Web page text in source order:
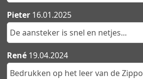
Pieter 16.01.2025
De aansteker is snel en netjes...
René 19.04.2024
Bedrukken op het leer van de Zippo